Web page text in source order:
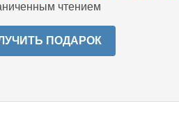
чтением
ПОДАРОК